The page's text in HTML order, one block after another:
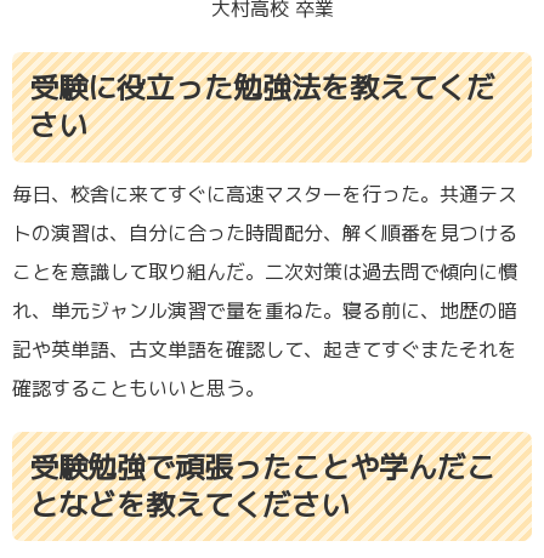
大村高校 卒業
受験に役立った勉強法を教えてくだ
さい
毎日、校舎に来てすぐに高速マスターを行った。共通テス
トの演習は、自分に合った時間配分、解く順番を見つける
ことを意識して取り組んだ。二次対策は過去問で傾向に慣
れ、単元ジャンル演習で量を重ねた。寝る前に、地歴の暗
記や英単語、古文単語を確認して、起きてすぐまたそれを
確認することもいいと思う。
受験勉強で頑張ったことや学んだこ
となどを教えてください